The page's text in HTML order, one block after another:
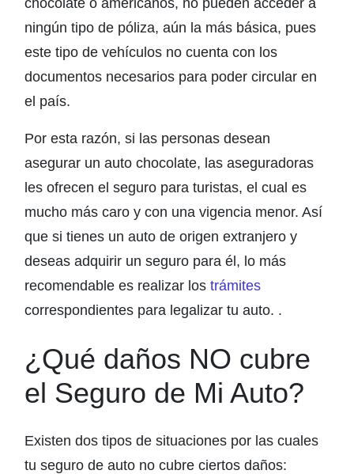
ningún tipo de póliza, aún la más básica, pues
este tipo de vehículos no cuenta con los
documentos necesarios para poder circular en
el país.
Por esta razón, si las personas desean
asegurar un auto chocolate, las aseguradoras
les ofrecen el seguro para turistas, el cual es
mucho más caro y con una vigencia menor. Así
que si tienes un auto de origen extranjero y
deseas adquirir un seguro para él, lo más
recomendable es realizar los trámites
correspondientes para legalizar tu auto. .
¿Qué daños NO cubre
el Seguro de Mi Auto?
Existen dos tipos de situaciones por las cuales
tu seguro de auto no cubre ciertos daños: